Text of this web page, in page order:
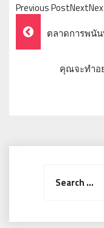
Previous
Post
Navigation
ตลาดการพนั
คุณจะทำอ